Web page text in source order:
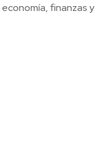
finanzas y